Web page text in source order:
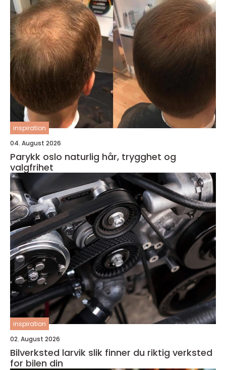
inspiration
04. August 2026
Parykk oslo naturlig hår, trygghet og
valgfrihet
inspiration
02. August 2026
Bilverksted larvik slik finner du riktig verksted
for bilen din